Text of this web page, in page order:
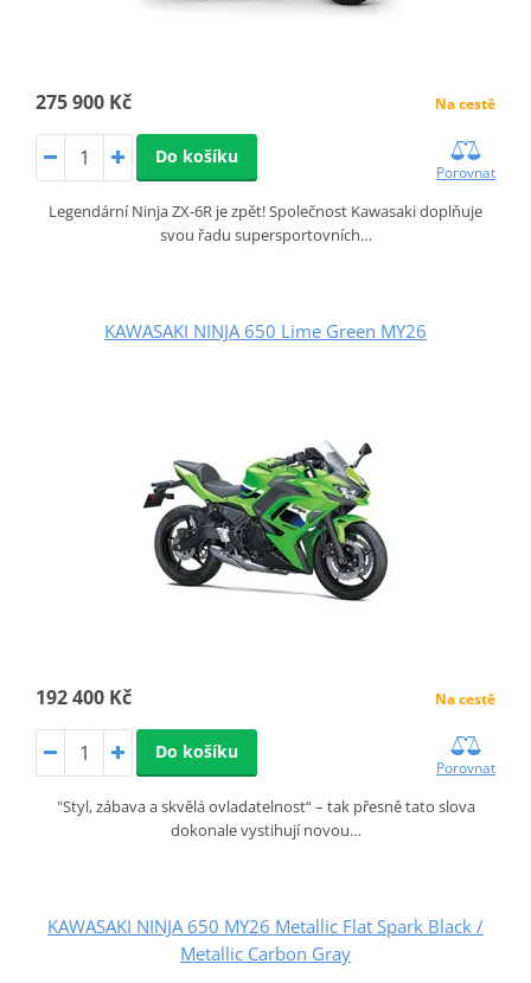
275 900 Kč Na cestě
Do košíku
Porovnat
Legendární Ninja ZX-6R je zpět! Společnost Kawasaki doplňuje
svou řadu supersportovních…
KAWASAKI NINJA 650 Lime Green MY26
192 400 Kč Na cestě
Do košíku
Porovnat
"Styl, zábava a skvělá ovladatelnost“ – tak přesně tato slova
dokonale vystihují novou…
KAWASAKI NINJA 650 MY26 Metallic Flat Spark Black /
Metallic Carbon Gray